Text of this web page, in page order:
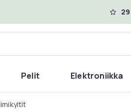
Pelit Elektroniikka
Nimikyltit